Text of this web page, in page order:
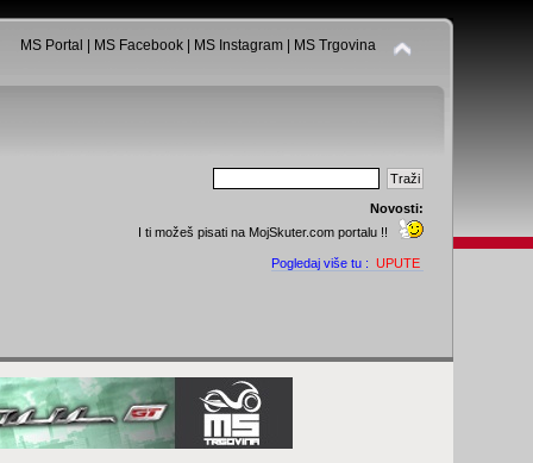
MS Portal MS Facebook| MS Instagram| MS Trgovina
Novosti:
I ti možeš pisati na MojSkuter.com portalu !!
Pogledaj više tu : UPUTE